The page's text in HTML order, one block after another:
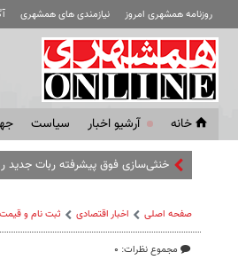
روزنامه همشهری امروز نیازمندی های همشهری
خانه آرشیو اخبار سياست
صفحه اصلی اخبار اقتصادی ثبت نام و
مجموع نظرات: ۰